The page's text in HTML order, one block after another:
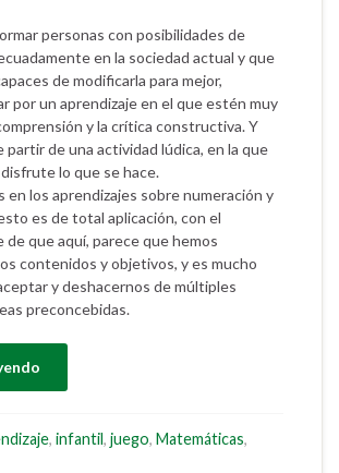
personas con posibilidades de
en la sociedad actual y que
de modificarla para mejor,
por un aprendizaje en el que estén muy
y la crítica constructiva. Y
partir de una actividad lúdica, en la que
lo que se hace.
en los aprendizajes sobre numeración y
es de total aplicación, con el
que aquí, parece que hemos
contenidos y objetivos, y es mucho
y deshacernos de múltiples
preconcebidas.
, infantil, juego, Matemáticas,